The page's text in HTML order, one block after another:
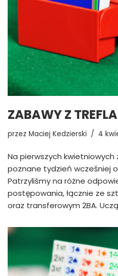
ZABAWY Z
przez Maciej Kedzierski 4
Na pierwszych
poznane tydzień wcześniej
Patrzyliśmy na różne
postępowania, łącznie ze
oraz transferowym 2BA.